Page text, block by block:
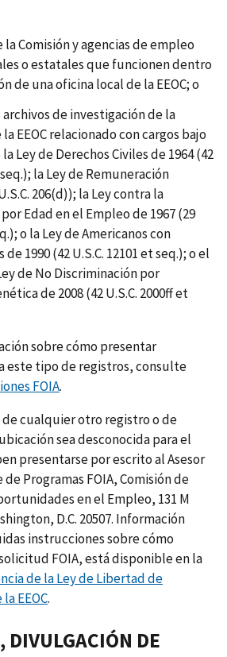
Comisión y agencias de empleo
o estatales que funcionen dentro
de una oficina local de la EEOC; o
de investigación de la
EEOC relacionado con cargos bajo
Ley de Derechos Civiles de 1964 (42
seq.); la Ley de Remuneración
206(d)); la Ley contra la
Edad en el Empleo de 1967 (29
o la Ley de Americanos con
1990 (42 U.S.C. 12101 et seq.); o el
de No Discriminación por
de 2008 (42 U.S.C. 2000ff et
sobre cómo presentar
este tipo de registros, consulte
FOIA.
de cualquier otro registro o de
sea desconocida para el
presentarse por escrito al Asesor
Programas FOIA, Comisión de
en el Empleo, 131 M
D.C. 20507. Información
instrucciones sobre cómo
FOIA, está disponible en la
de la Ley de Libertad de
EEOC.
DIVULGACIÓN DE